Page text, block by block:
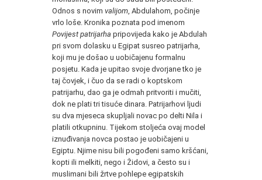
Odnos s novim valijom , Abdulahom, počinje
vrlo loše. Kronika poznata pod imenom
Povijest patrijarha pripovijeda kako je Abdulah
pri svom dolasku u Egipat susreo patrijarha,
koji mu je došao u uobičajenu formalnu
posjetu. Kada je upitao svoje dvorjane tko je
taj čovjek, i čuo da se radi o koptskom
patrijarhu, dao ga je odmah pritvoriti i mučiti,
dok ne plati tri tisuće dinara. Patrijarhovi ljudi
su dva mjeseca skupljali novac po delti Nila i
platili otkupninu. Tijekom stoljeća ovaj model
iznuđivanja novca postao je uobičajeni u
Egiptu. Njime nisu bili pogođeni samo kršćani,
kopti ili melkiti, nego i Židovi, a često su i
muslimani bili žrtve pohlepe egipatskih